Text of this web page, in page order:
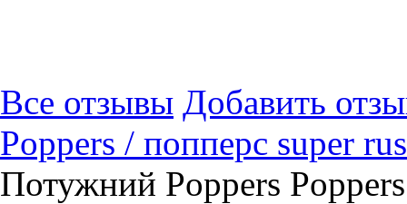
Все отзывы Добавить
Poppers / попперс super
Потужний Poppers